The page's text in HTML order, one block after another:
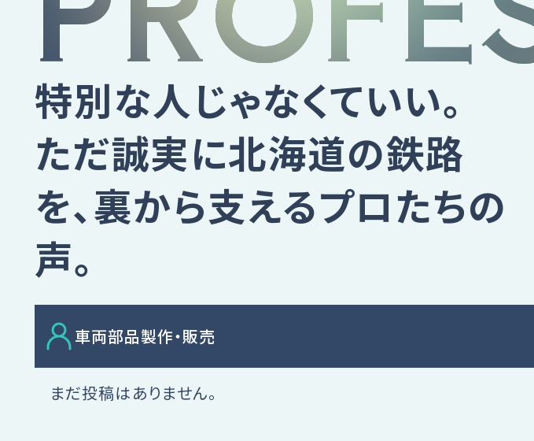
特別な人じゃなくていい。
ただ誠実に北海道の鉄路
を、裏から支えるプロたちの
声。
車両部品製作・販売
まだ投稿はありません。